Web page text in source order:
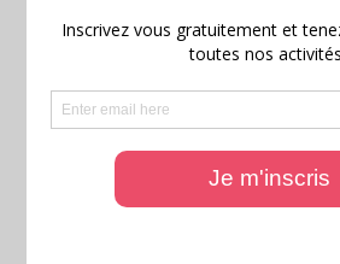
Littérature en jardin 2022
Littérature en jardin 2021
Archives : Littérature en
Ritournelles, 20 ans de création
Archives : Festival
Parcours scolaires
Les forêts de Gironde –